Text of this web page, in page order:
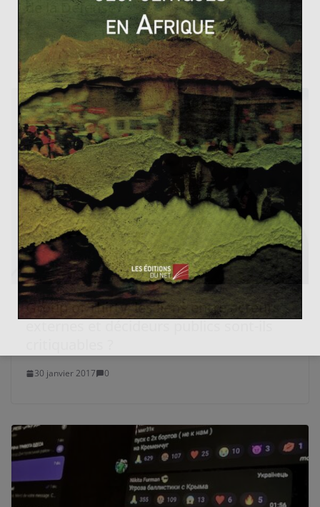
de la Défense
19 juin 2014
Group of Thirty, les liens entre acteurs
30 janvier 2017 0